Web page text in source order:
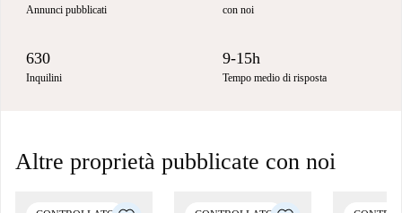
Annunci pubblicati con noi
630
Inquilini
9-15h
Tempo medio di risposta
Altre proprietà pubblicate con noi